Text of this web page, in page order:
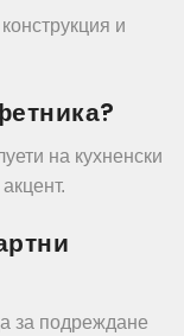
и
на кухненски
за подреждане